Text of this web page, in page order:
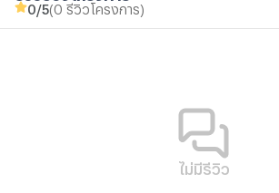
0 /5(0 รีวิวโครงการ)
ไม่มีรีวิว